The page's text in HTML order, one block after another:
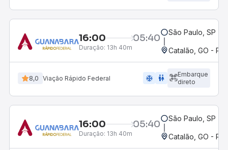
16:00 05:40
Duração: 13h 40m
São Paulo, SP -
Catalão, GO -
8,0 Viação Rápido Federal ac_unit wc
Embarque
direto
16:00 05:40
Duração: 13h 40m
São Paulo, SP -
Catalão, GO -